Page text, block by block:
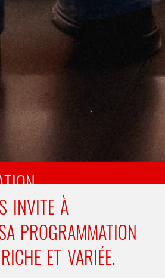
INVITE À
PROGRAMMATION
ET VARIÉE.